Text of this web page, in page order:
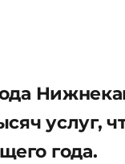
услуг,
года.